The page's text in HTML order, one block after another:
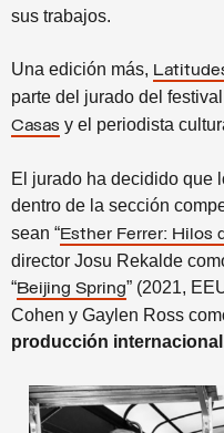
sus trabajos.
Una edición más,
parte del jurado del festival
Casas y el periodista
El jurado ha decidido que
dentro de la sección
sean “Esther Ferrer: Hilos
director Josu Rekalde
“Beijing Spring” (2021,
Cohen y Gaylen Ross
producción